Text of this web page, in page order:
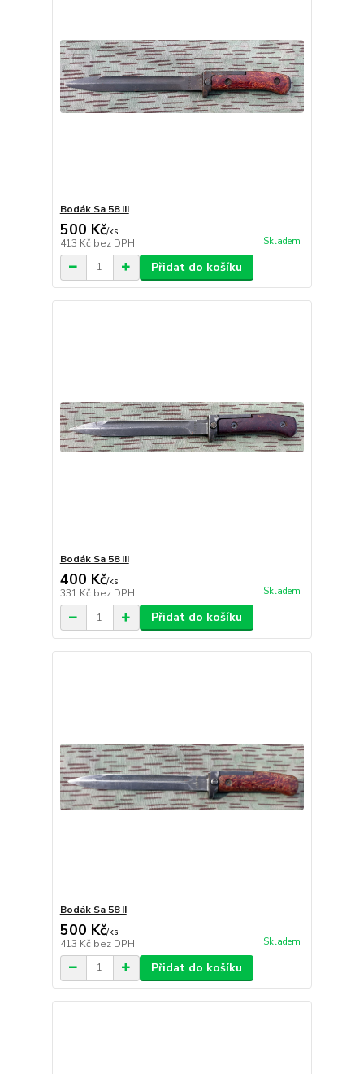
Bodák Sa 58 III
500 Kč/ks
413 Kč bez DPH Skladem
Přidat do košíku
Bodák Sa 58 III
400 Kč/ks
331 Kč bez DPH Skladem
Přidat do košíku
Bodák Sa 58 II
500 Kč/ks
413 Kč bez DPH Skladem
Přidat do košíku